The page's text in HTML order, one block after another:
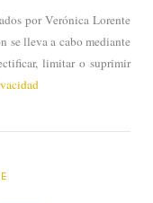
por Verónica Lorente
se lleva a cabo mediante
limitar o suprimir